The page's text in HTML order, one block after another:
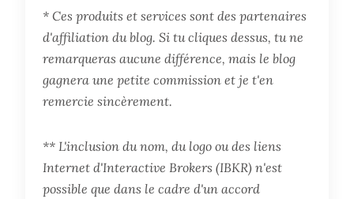
* Ces produits et services sont des partenaires
d'affiliation du blog. Si tu cliques dessus, tu ne
remarqueras aucune différence, mais le blog
gagnera une petite commission et je t'en
remercie sincèrement.
** L'inclusion du nom, du logo ou des liens
Internet d'Interactive Brokers (IBKR) n'est
possible que dans le cadre d'un accord